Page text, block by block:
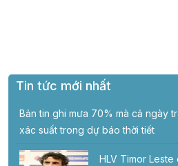
Tin tức mới nhất
Bản tin ghi mưa 70% mà cả ngày
xác suất trong dự báo thời tiết
HLV Timor